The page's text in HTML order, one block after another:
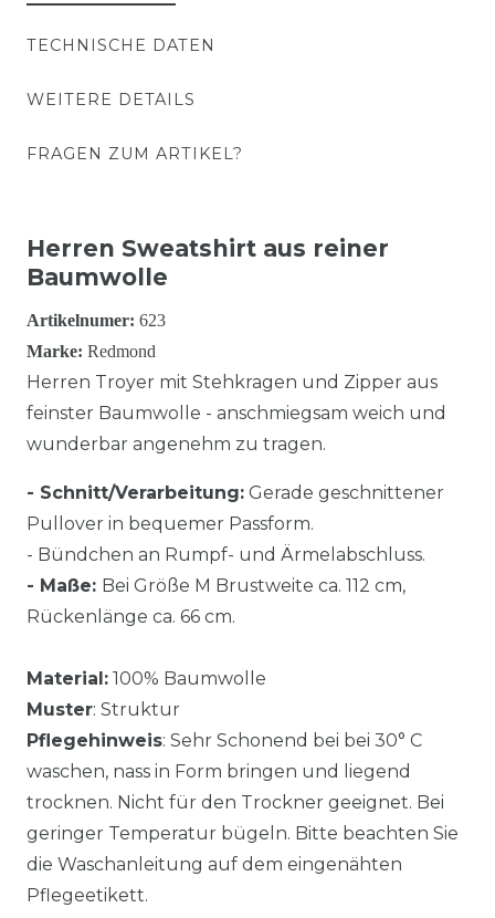
TECHNISCHE DATEN
WEITERE DETAILS
FRAGEN ZUM ARTIKEL?
Herren Sweatshirt aus reiner
Baumwolle
Artikelnumer: 623
Marke: Redmond
Herren Troyer mit Stehkragen und Zipper aus
feinster Baumwolle - anschmiegsam weich und
wunderbar angenehm zu tragen.
- Schnitt/Verarbeitung: Gerade geschnittener
Pullover in bequemer Passform.
- Bündchen an Rumpf- und Ärmelabschluss.
- Maße: Bei Größe M Brustweite ca. 112 cm,
Rückenlänge ca. 66 cm.
Material: 100% Baumwolle
Muster: Struktur
Pflegehinweis: Sehr Schonend bei bei 30° C
waschen, nass in Form bringen und liegend
trocknen. Nicht für den Trockner geeignet. Bei
geringer Temperatur bügeln. Bitte beachten Sie
die Waschanleitung auf dem eingenähten
Pflegeetikett.